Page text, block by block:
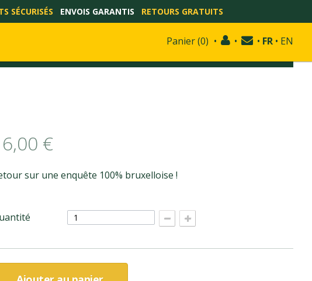
SÉCURISÉS ENVOIS GARANTIS RETOURS GRATUITS
Panier(0) • • • FR • EN
€
sur une enquête 100% bruxelloise !